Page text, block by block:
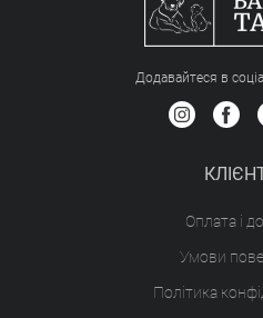
Додавайтеся в
Оплата і
Умови
Політика